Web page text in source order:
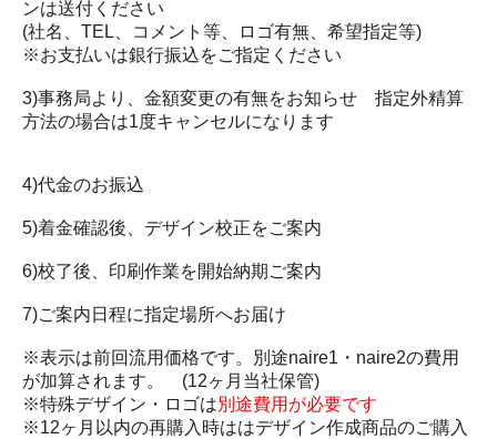
ンは送付ください
(社名、TEL、コメント等、ロゴ有無、希望指定等)
※お支払いは銀行振込をご指定ください
3)事務局より、金額変更の有無をお知らせ 指定外精算
方法の場合は1度キャンセルになります
4)代金のお振込
5)着金確認後、デザイン校正をご案内
6)校了後、印刷作業を開始納期ご案内
7)ご案内日程に指定場所へお届け
※表示は前回流用価格です。別途naire1・naire2の費用
が加算されます。 (12ヶ月当社保管)
※特殊デザイン・ロゴは別途費用が必要です
※12ヶ月以内の再購入時ははデザイン作成商品のご購入